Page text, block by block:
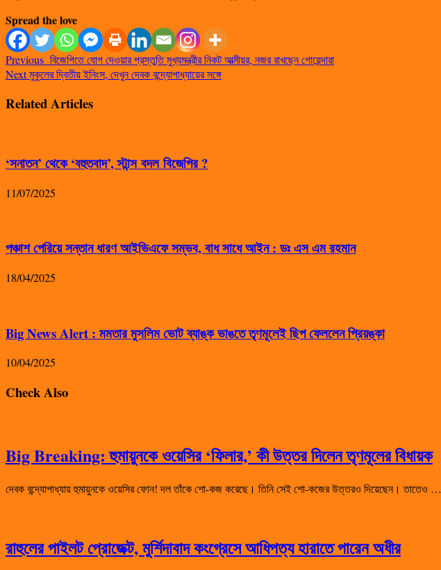
Spread the love
Previous বিজেপিতে যোগ দেওয়ার প্রস্তুতি মুখ্যমন্ত্রীর নিকট আত্মীয়র, নজর রাখছেন গোয়েন্দারা
Nextমুকুলের দ্বিতীয় ইনিংস, দেখুন দেবক বন্দ্যোপাধ্যায়ের সঙ্গে
Related Articles
‘সনাতন’ থেকে ‘বহুতবাদ’, স্টান্স বদল বিজেপির ?
11/07/2025
পঞ্চাশ পেরিয়ে সন্তান ধারণ আইভিএফে সম্ভব, বাধ সাধে আইন : ডঃ এস এম রহমান
18/04/2025
Big News Alert : মমতার মুসলিম ভোট ব্যাঙ্ক ভাঙতে তৃণমূলেই ছিপ ফেললেন প্রিয়ঙ্কা
10/04/2025
Check Also
Big Breaking: হুমায়ুনকে ওয়েসির ‘ফিলার,’ কী উত্তর দিলেন তৃণমূলের বিধায়ক
দেবক বন্দ্যোপাধ্যায় হুমায়ুনকে ওয়েসির ফোন! দল তাঁকে শো-কজ করেছে। তিনি সেই শো-কজের উত্তরও দিয়েছেন। তাতেও …
রাহুলের পাইলট প্রোজেক্ট, মুর্শিদাবাদ কংগ্রেসে আধিপত্য হারাতে পারেন অধীর